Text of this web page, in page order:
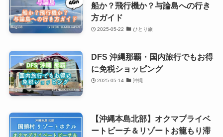
船か？飛行機か？与論島への行き
方ガイド
2025-05-22 ひとり旅
DFS 沖縄那覇・国内旅行でもお得
に免税ショッピング
2025-05-14 沖縄
【沖縄本島北部】オクマプライベ
ートビーチ＆リゾートお籠もり滞